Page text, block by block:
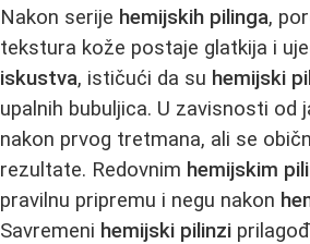
Nakon serije hemijskih pilinga,
tekstura kože postaje glatkija i
iskustva, ističući da su hemijski
upalnih bubuljica. U zavisnosti od
nakon prvog tretmana, ali se
rezultate. Redovnim hemijskim
pravilnu pripremu i negu nakon
Savremeni hemijski pilinzi